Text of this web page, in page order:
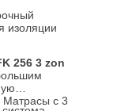
изоляции
256 3 zon
Матрасы с 3